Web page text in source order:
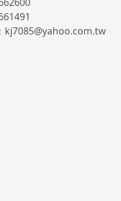
kj7085@yahoo.com.tw